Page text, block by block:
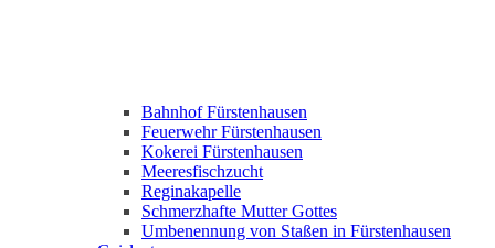
Bahnhof Fürstenhausen
Feuerwehr Fürstenhausen
Kokerei Fürstenhausen
Meeresfischzucht
Reginakapelle
Schmerzhafte Mutter Gottes
Umbenennung von Staßen in Fürstenhausen